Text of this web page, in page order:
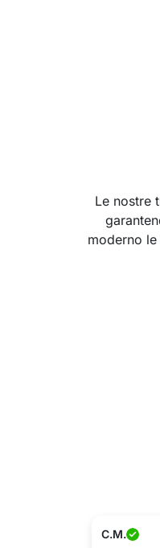
Le nostre
moderno
C.M.